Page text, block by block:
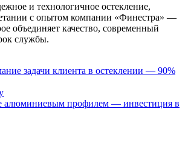
и технологичное остекление,
с опытом компании «Финестра» —
объединяет качество, современный
службы.
задачи клиента в остеклении — 90%
алюминиевым профилем — инвестиция в